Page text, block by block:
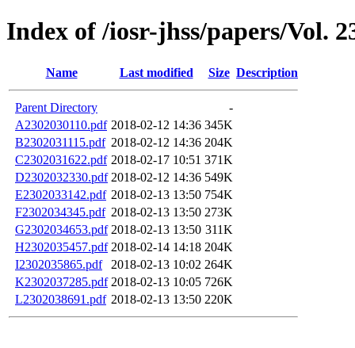
Index of /iosr-jhss/papers/Vol.
Name Last modified Size Description
Parent Directory
-
A2302030110.pdf 2018-02-12 14:36 345K
B2302031115.pdf 2018-02-12 14:36 204K
C2302031622.pdf 2018-02-17 10:51 371K
D2302032330.pdf 2018-02-12 14:36 549K
E2302033142.pdf 2018-02-13 13:50 754K
F2302034345.pdf 2018-02-13 13:50 273K
G2302034653.pdf 2018-02-13 13:50 311K
H2302035457.pdf 2018-02-14 14:18 204K
I2302035865.pdf
2018-02-13 10:02 264K
K2302037285.pdf 2018-02-13 10:05 726K
L2302038691.pdf 2018-02-13 13:50 220K